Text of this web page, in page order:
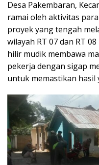
Desa Pakembaran,
ramai oleh aktivitas
proyek yang tengah
wilayah RT 07 dan RT
hilir mudik membawa
pekerja dengan sigap
untuk memastikan hasil